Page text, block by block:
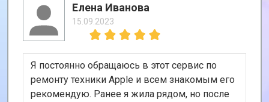
Елена Иванова
15.09.2023
Я постоянно обращаюсь в этот сервис по
ремонту техники Apple и всем знакомым его
рекомендую. Ранее я жила рядом, но после